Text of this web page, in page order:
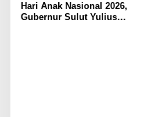
Hari Anak Nasional 2026,
Gubernur Sulut Yulius